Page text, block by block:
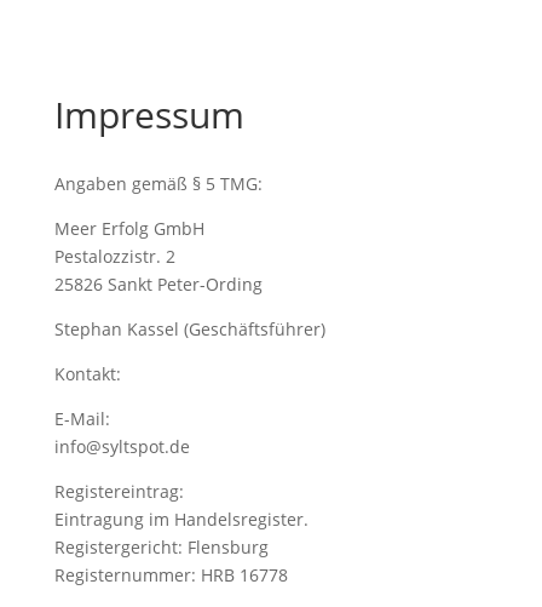
Impressum
Angaben gemäß § 5 TMG:
Meer Erfolg GmbH
Pestalozzistr. 2
25826 Sankt Peter-Ording
Stephan Kassel (Geschäftsführer)
Kontakt:
E-Mail:
info@syltspot.de
Registereintrag:
Eintragung im Handelsregister.
Registergericht: Flensburg
Registernummer: HRB 16778